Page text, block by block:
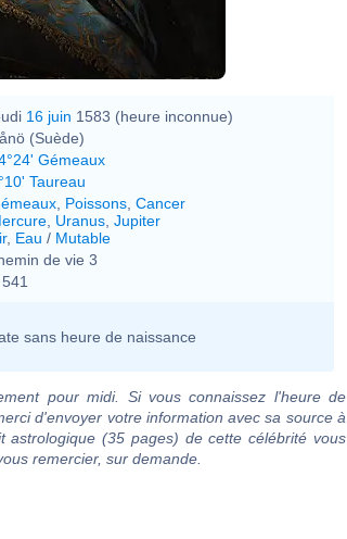
Jansz. van Mierevelt
16 juin 1583 (heure inconnue)
(Suède)
Gémeaux
Taureau
Poissons Cancer
Uranus Jupiter
, Eau / Mutable
de vie 3
sans heure de naissance
pour midi. Si vous connaissez l'heure de
d'envoyer votre information avec sa source à
astrologique (35 pages) de cette célébrité vous
remercier, sur demande.